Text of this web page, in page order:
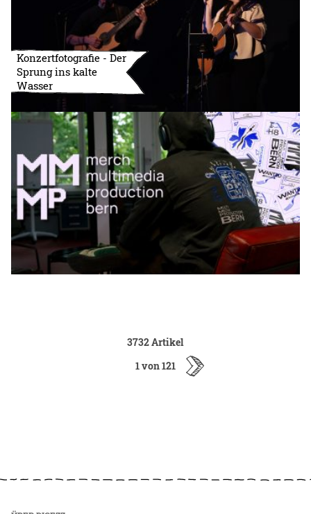
Konzertfotografie - Der
Sprung ins kalte
Wasser
3732 Artikel
1 von 121